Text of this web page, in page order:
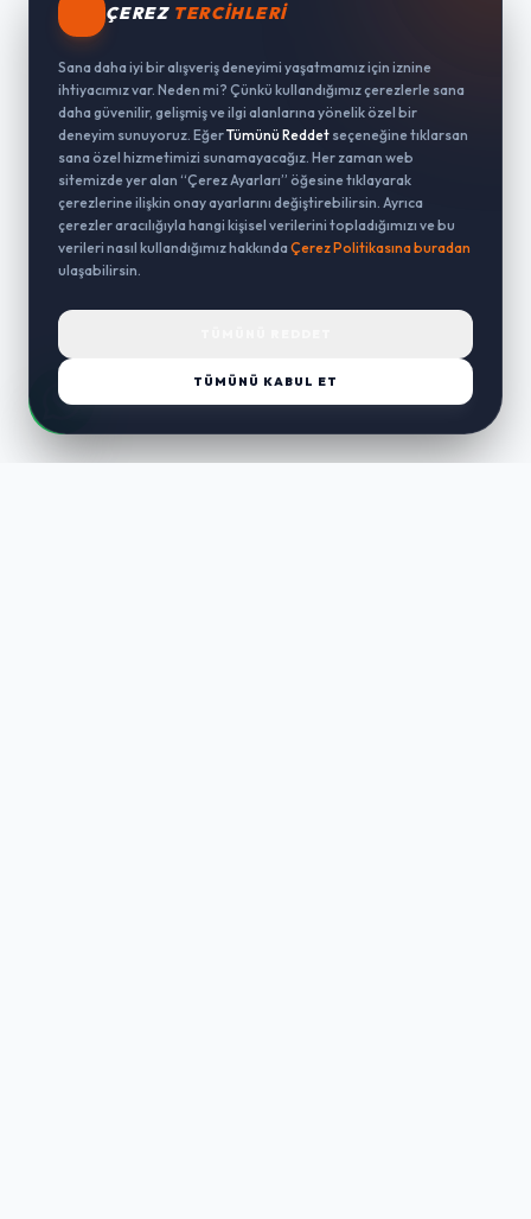
ÇEREZ TERCIHLERI
Sana daha iyi bir alışveriş deneyimi yaşatmamız için iznine
ihtiyacımız var. Neden mi? Çünkü kullandığımız çerezlerle sana
daha güvenilir, gelişmiş ve ilgi alanlarına yönelik özel bir
deneyim sunuyoruz. EğerTümünü Reddet seçeneğine tıklarsan
sana özel hizmetimizi sunamayacağız. Her zaman web
sitemizde yer alan “Çerez Ayarları” öğesine tıklayarak
çerezlerine ilişkin onay ayarlarını değiştirebilirsin. Ayrıca
çerezler aracılığıyla hangi kişisel verilerini topladığımızı ve bu
verileri nasıl kullandığımız hakkında Çerez Politikasına buradan
ulaşabilirsin.
TÜMÜNÜ KABUL ET